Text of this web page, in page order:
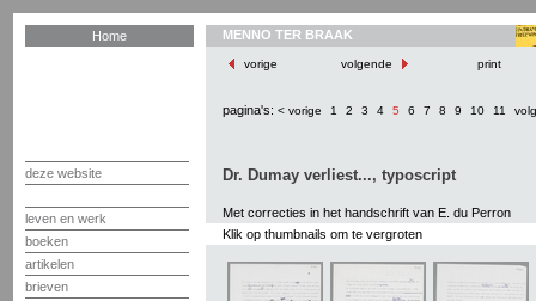
Home
deze website
leven en werk
boeken
artikelen
brieven
MENNO TER BRAAK
vorige volgende print
pagina's: < vorige 1 2 3 4 5 6 7 8 9 10 11
Dr. Dumay verliest..., typoscript
Met correcties in het handschrift van E. du Perron
Klik op thumbnails om te vergroten